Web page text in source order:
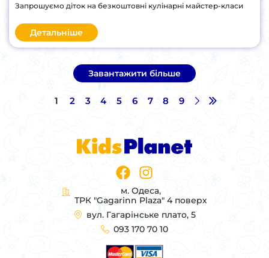
Запрошуємо діток на безкоштовні кулінарні майстер-класи
Детальніше
Завантажити більше
1 2 3 4 5 6 7 8 9
м. Одеса,
ТРК "Gagarinn Plaza" 4 поверх
вул. Гагарінське плато, 5
093 170 70 10